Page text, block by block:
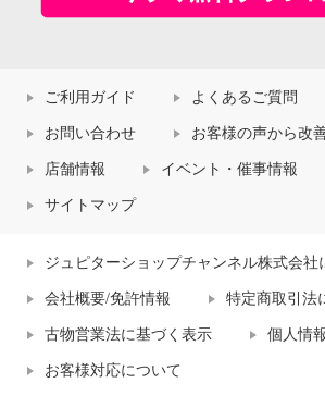
ご利用ガイド よくあるご質問
お問い合わせ お客様の声から改
店舗情報 イベント・催事情報
サイトマップ
ジュピターショップチャンネル株式会社
会社概要/免許情報 特定商取引法
古物営業法に基づく表示 個人情
お客様対応について